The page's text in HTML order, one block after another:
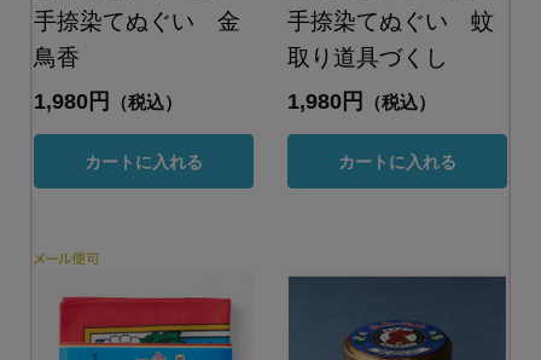
手捺染てぬぐい 金
鳥香
1,980円 （税込）
カートに入れる
手捺染てぬぐい 蚊
取り道具づくし
1,980円 （税込）
カートに入れる